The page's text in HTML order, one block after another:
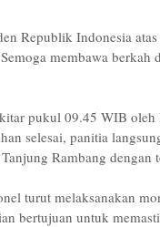
Republik Indonesia
membawa berkah
pukul 09.45 WIB
selesai, panitia
Rambang dengan
turut melaksanakan
bertujuan untuk